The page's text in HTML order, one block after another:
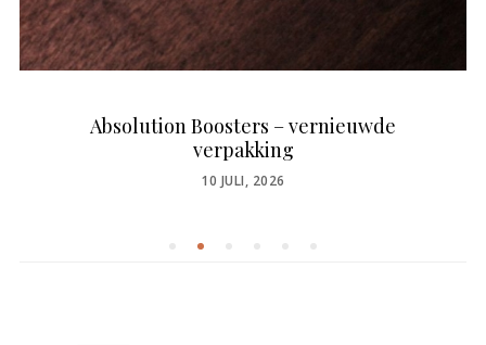
Absolution Boosters – vernieuwde
verpakking
POSTED
10 JULI, 2026